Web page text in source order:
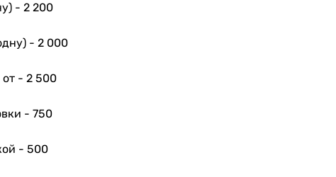
-2 200
-2 000
от -2 500
-750
-500